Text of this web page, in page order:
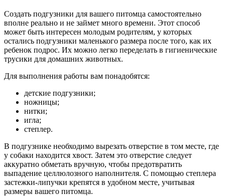
Создать подгузники для вашего питомца самостоятельно
вполне реально и не займет много времени. Этот способ
может быть интересен молодым родителям, у которых
остались подгузники маленького размера после того, как их
ребенок подрос. Их можно легко переделать в гигиенические
трусики для домашних животных.
Для выполнения работы вам понадобятся:
детские подгузники;
ножницы;
нитки;
игла;
степлер.
В подгузнике необходимо вырезать отверстие в том месте, где
у собаки находится хвост. Затем это отверстие следует
аккуратно обметать вручную, чтобы предотвратить
выпадение целлюлозного наполнителя. С помощью степлера
застежки-липучки крепятся в удобном месте, учитывая
размеры вашего питомца.